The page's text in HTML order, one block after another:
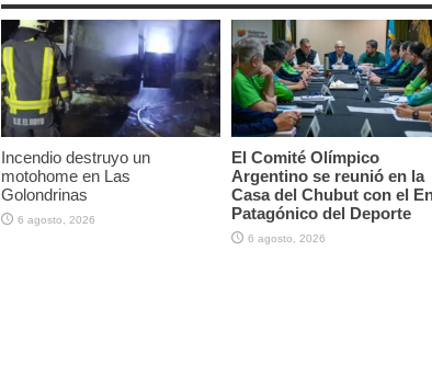
Incendio destruyo un
motohome en Las
Golondrinas
6 agosto, 2026
El Comité Olímpico
Argentino se reunió en la
Casa del Chubut con el
Patagónico del Deporte
6 agosto, 2026